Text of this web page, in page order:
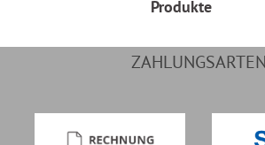
Produkte
ZAHLUNGSARTEN